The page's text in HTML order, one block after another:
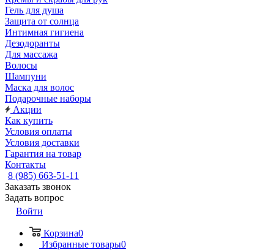
Гель для душа
Защита от солнца
Интимная гигиена
Дезодоранты
Для массажа
Волосы
Шампуни
Маска для волос
Подарочные наборы
Акции
Как купить
Условия оплаты
Условия доставки
Гарантия на товар
Контакты
8 (985) 663-51-11
Заказать звонок
Задать вопрос
Войти
Корзина0
Избранные товары0